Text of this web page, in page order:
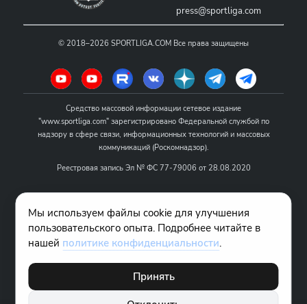
press@sportliga.com
© 2018–2026 SPORTLIGA.COM Все права защищены
Средство массовой информации сетевое издание
"www.sportliga.com" зарегистрировано Федеральной службой по
надзору в сфере связи, информационных технологий и массовых
коммуникаций (Роскомнадзор).
Реестровая запись Эл № ФС 77-79006 от 28.08.2020
Название - www.sportliga.com
Учредитель СМИ сетевого издания "www.sportliga.com": ИП Чамин
О.Н.
Главный редактор СМИ сетевого издания "www.sportliga.com":
Хаимов Д.И.
18+
Мы используем файлы cookie для улучшения
пользовательского опыта. Подробнее читайте в
нашей политике конфиденциальности.
Принять